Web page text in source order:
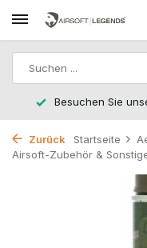
Besuchen Sie
Zurück Startseite
Airsoft-Zubehör &